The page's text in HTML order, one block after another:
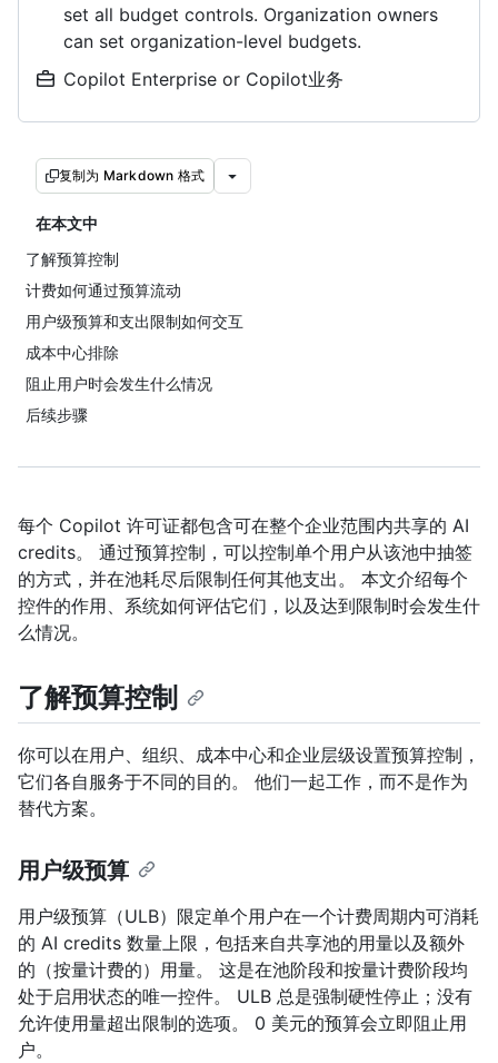
set all budget controls. Organization owners
can set organization-level budgets.
Copilot Enterprise or Copilot业务
复制为 Markdown 格式
在本文中
了解预算控制
计费如何通过预算流动
用户级预算和支出限制如何交互
成本中心排除
阻止用户时会发生什么情况
后续步骤
每个 Copilot 许可证都包含可在整个企业范围内共享的 AI
credits。 通过预算控制，可以控制单个用户从该池中抽签
的方式，并在池耗尽后限制任何其他支出。 本文介绍每个
控件的作用、系统如何评估它们，以及达到限制时会发生什
么情况。
了解预算控制
你可以在用户、组织、成本中心和企业层级设置预算控制，
它们各自服务于不同的目的。 他们一起工作，而不是作为
替代方案。
用户级预算
用户级预算（ULB）限定单个用户在一个计费周期内可消耗
的 AI credits 数量上限，包括来自共享池的用量以及额外
的（按量计费的）用量。 这是在池阶段和按量计费阶段均
处于启用状态的唯一控件。 ULB 总是强制硬性停止；没有
允许使用量超出限制的选项。 0 美元的预算会立即阻止用
户。